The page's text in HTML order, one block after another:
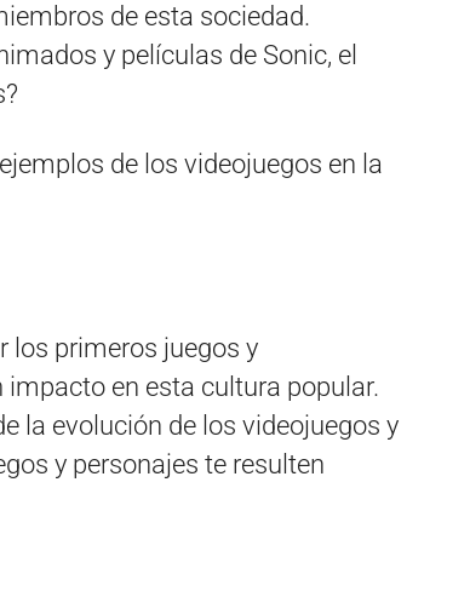
de esta sociedad.
y películas de Sonic, el
de los videojuegos en la
los primeros juegos y
en esta cultura popular.
la evolución de los videojuegos y
y personajes te resulten